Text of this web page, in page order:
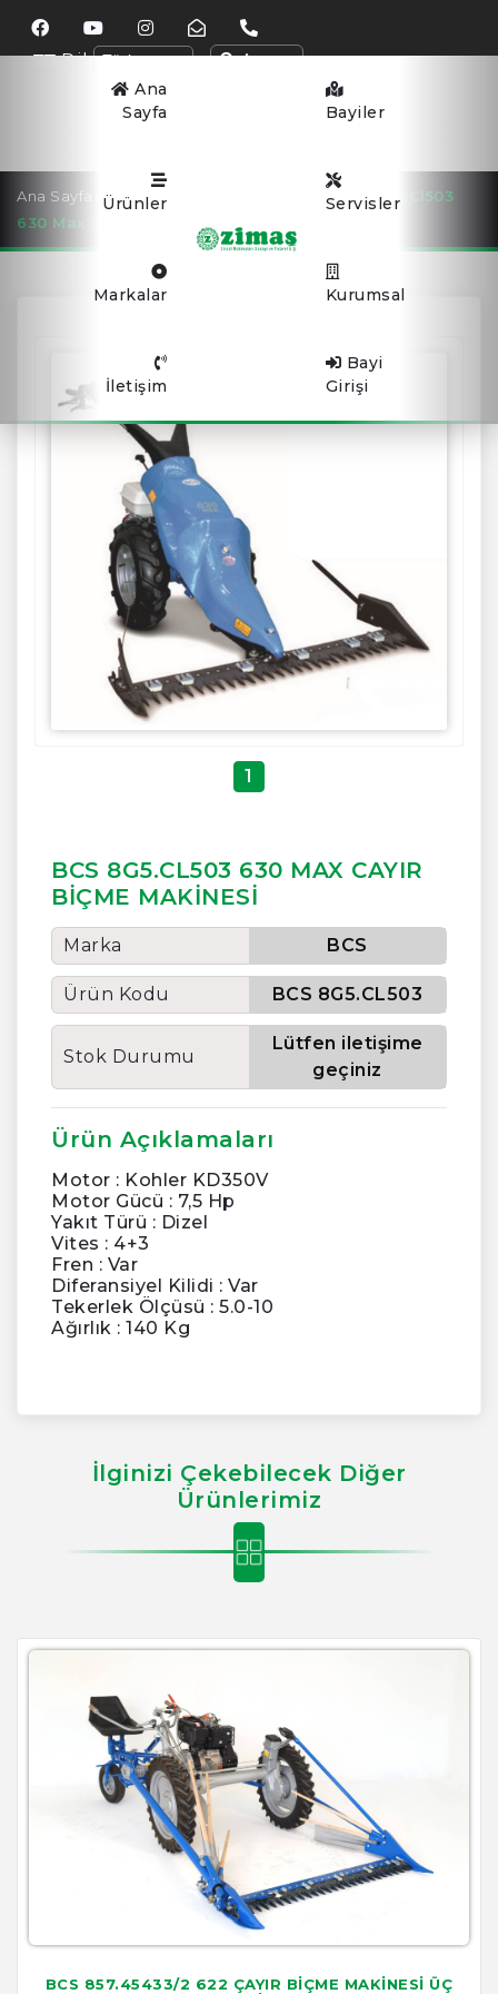
Dil
Arama
Ana
Sayfa
Ürünler
Markalar
İletişim
Bayiler
Servisler
Kurumsal
Bayi
Girişi
Ana Sayfa ÇAYIR BİÇME MAKİNELERİ
Bcs 8G5.Cl503
630 Max Cayir Bi̇çme Maki̇nesi̇
1
BCS 8G5.CL503 630 MAX CAYIR
BİÇME MAKİNESİ
Marka BCS
Ürün Kodu BCS 8G5.CL503
Stok Durumu
Lütfen iletişime
geçiniz
Ürün Açıklamaları
Motor : Kohler KD350V
Motor Gücü : 7,5 Hp
Yakıt Türü : Dizel
Vites : 4+3
Fren : Var
Diferansiyel Kilidi : Var
Tekerlek Ölçüsü : 5.0-10
Ağırlık : 140 Kg
İlginizi Çekebilecek Diğer
Ürünlerimiz
BCS 857.45433/2 622 ÇAYIR BİÇME MAKİNESİ ÜÇ